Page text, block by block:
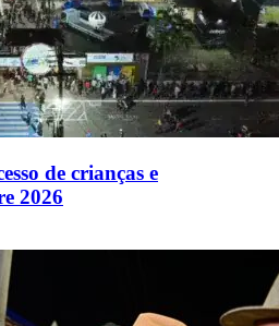
de crianças e
2026